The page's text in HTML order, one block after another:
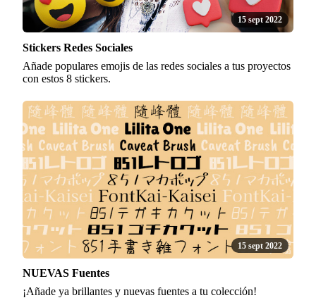
15 sept 2022
Stickers Redes Sociales
Añade populares emojis de las redes sociales a tus proyectos
con estos 8 stickers.
15 sept 2022
NUEVAS Fuentes
¡Añade ya brillantes y nuevas fuentes a tu colección!